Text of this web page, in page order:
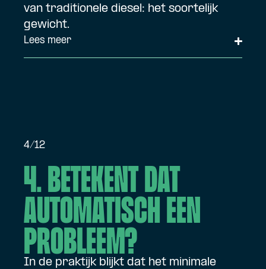
van traditionele diesel: het soortelijk
gewicht.
Lees meer
4/12
4. Betekent dat
automatisch een
probleem?
In de praktijk blijkt dat het minimale